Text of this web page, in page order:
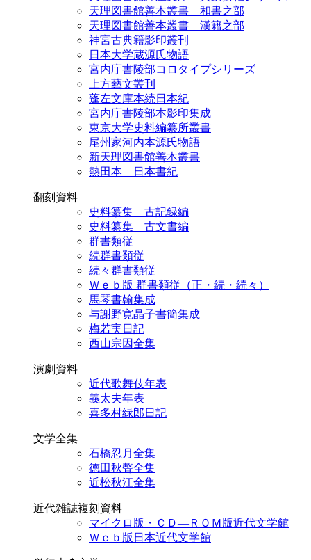
天理図書館善本叢書 和書之部
天理図書館善本叢書 漢籍之部
神宮古典籍影印叢刊
日本大学蔵源氏物語
宮内庁書陵部コロタイプシリーズ
上方藝文叢刊
蓬左文庫本続日本紀
宮内庁書陵部本影印集成
東京大学史料編纂所叢書
尾州家河内本源氏物語
新天理図書館善本叢書
熱田本 日本書紀
翻刻資料
史料纂集 古記録編
史料纂集 古文書編
群書類従
続群書類従
続々群書類従
Ｗｅｂ版 群書類従（正・続・続々）
馬琴書翰集成
与謝野寛晶子書簡集成
梅若実日記
西山宗因全集
演劇資料
近代歌舞伎年表
義太夫年表
喜多村緑郎日記
文学全集
石橋忍月全集
徳田秋聲全集
近松秋江全集
近代雑誌複刻資料
マイクロ版・ＣＤ―ＲＯＭ版近代文学館
Ｗｅｂ版日本近代文学館